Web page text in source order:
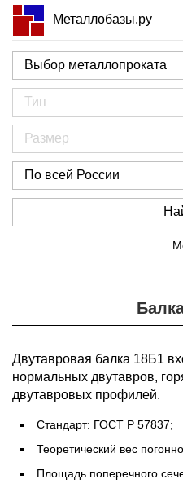
Металлобазы.ру
Двутавровая балка 18Б1
нормальных двутавров,
двутавровых профилей.
Стандарт: ГОСТ Р 57837;
Теоретический вес
Площадь поперечного